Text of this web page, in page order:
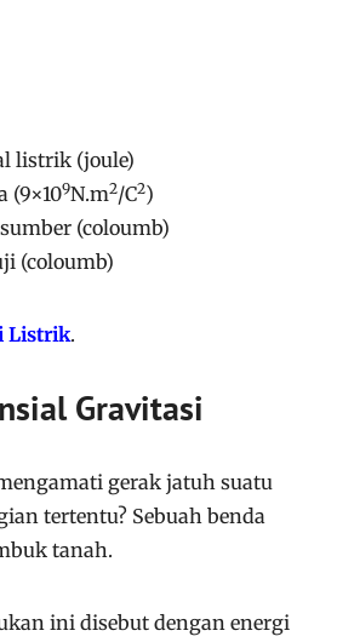
listrik (joule)
(9×109N.m2/C2)
(coloumb)
(coloumb)
Listrik.
Gravitasi
gerak jatuh suatu
tertentu? Sebuah benda
tanah.
ini disebut dengan energi